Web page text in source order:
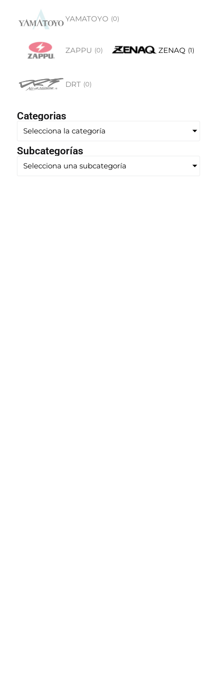
YAMATOYO (0)
ZAPPU (0) ZENAQ (1)
DRT (0)
Categorias
Selecciona la categoría
Subcategorías
Selecciona una subcategoría